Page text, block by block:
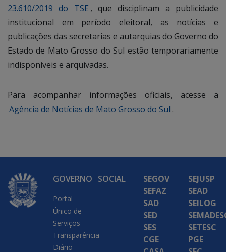
23.610/2019 do TSE , que disciplinam a publicidade
institucional em período eleitoral, as notícias e
publicações das secretarias e autarquias do Governo do
Estado de Mato Grosso do Sul estão temporariamente
indisponíveis e arquivadas.
Para acompanhar informações oficiais, acesse a
Agência de Notícias de Mato Grosso do Sul .
GOVERNO
Portal
Único de
Serviços
Transparência
Diário
SOCIAL
SEGOV
SEFAZ
SAD
SED
SES
CGE
SEJUSP
SEAD
SEILOG
SETESC
PGE